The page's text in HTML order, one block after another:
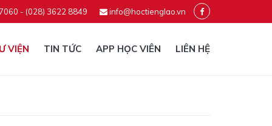
- (028) 3622 8849 info@hoctienglao.vn
VIỆN TIN TỨC APP HỌC VIÊN LIÊN HỆ